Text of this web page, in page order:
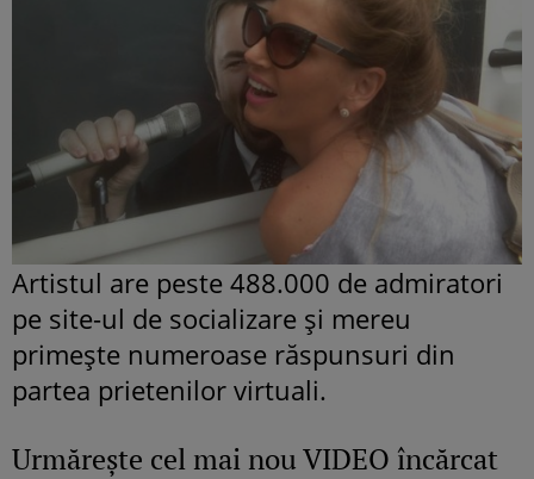
Artistul are peste 488.000 de admiratori
pe site-ul de socializare şi mereu
primeşte numeroase răspunsuri din
partea prietenilor virtuali.
Urmăreşte cel mai nou VIDEO încărcat